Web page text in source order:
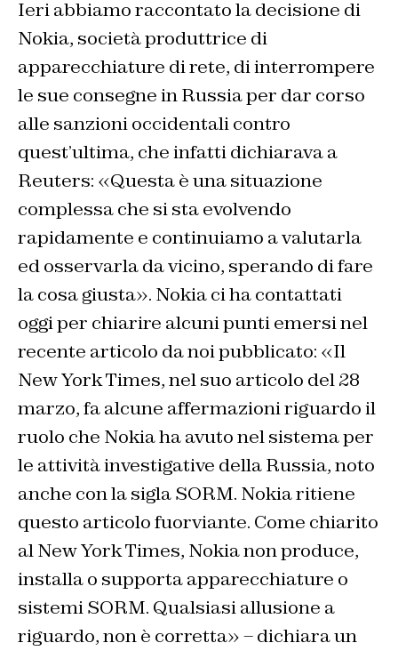
Ieri abbiamo raccontato la decisione di
Nokia, società produttrice di
apparecchiature di rete, di interrompere
le sue consegne in Russia per dar corso
alle sanzioni occidentali contro
quest’ultima, che infatti dichiaravaa
Reuters: «Questa è una situazione
complessa che si sta evolvendo
rapidamente e continuiamo a valutarla
ed osservarla da vicino, sperando di fare
la cosa giusta». Nokia ci ha contattati
oggi per chiarire alcuni punti emersi nel
recente articolo da noi pubblicato: «Il
New York Times, nel suo articolo del 28
marzo, fa alcune affermazioni riguardo il
ruolo che Nokia ha avuto nel sistema per
le attività investigative della Russia, noto
anche con la sigla SORM. Nokia ritiene
questo articolo fuorviante. Come chiarito
al New York Times, Nokia non produce,
installa o supporta apparecchiature o
sistemi SORM. Qualsiasi allusione a
riguardo, non è corretta» – dichiara un